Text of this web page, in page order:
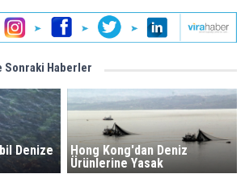
Sonraki Haberler
Denize
Hong Kong'dan Deniz
Ürünlerine Yasak